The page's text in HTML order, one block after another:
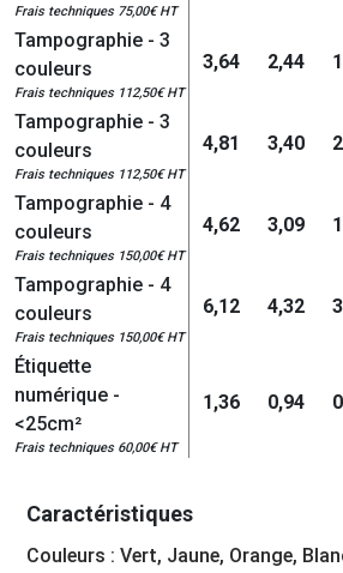
Frais techniques 75,00€ HT
Tampographie - 3
couleurs
Frais techniques 112,50€ HT
3,64 2,44
Tampographie - 3
couleurs
Frais techniques 112,50€ HT
4,81 3,40
Tampographie - 4
couleurs
Frais techniques 150,00€ HT
4,62 3,09
Tampographie - 4
couleurs
Frais techniques 150,00€ HT
6,12 4,32
Étiquette
numérique -
<25cm²
Frais techniques 60,00€ HT
1,36 0,94
Caractéristiques
Couleurs : Vert, Jaune, Orange,